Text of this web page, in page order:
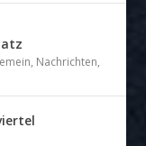
, Nachrichten,